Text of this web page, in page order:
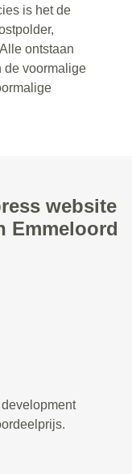
is het de
ontstaan
de voormalige
website
Emmeloord